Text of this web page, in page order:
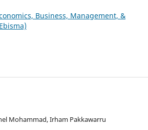
Business, Management, &
Mohammad, Irham Pakkawarru